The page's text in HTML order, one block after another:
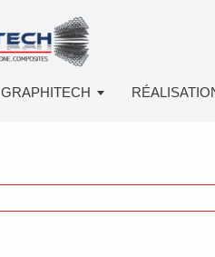
GRAPHITECH